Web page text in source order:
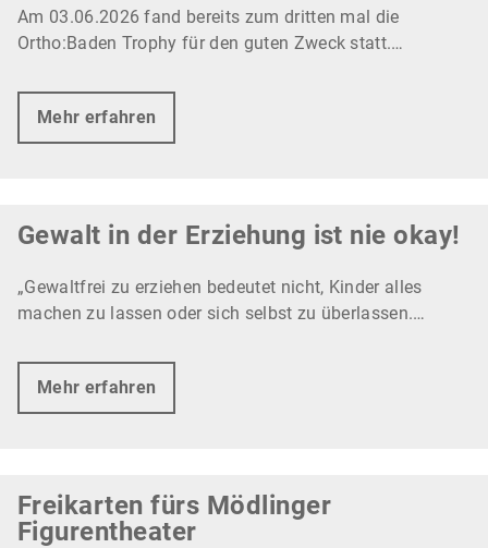
Am 03.06.2026 fand bereits zum dritten mal die
Ortho:Baden Trophy für den guten Zweck statt.…
Mehr erfahren
Gewalt in der Erziehung ist nie okay!
„Gewaltfrei zu erziehen bedeutet nicht, Kinder alles
machen zu lassen oder sich selbst zu überlassen.…
Mehr erfahren
Freikarten fürs Mödlinger
Figurentheater